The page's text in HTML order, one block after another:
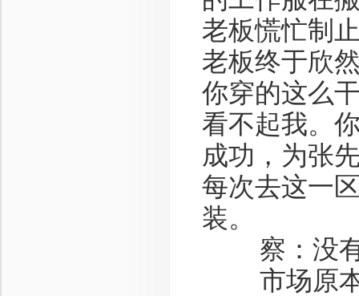
老板慌忙制
老板终于欣
你穿的这么
看不起我。
成功，为张
每次去这一
装。
察：没有
市场原本